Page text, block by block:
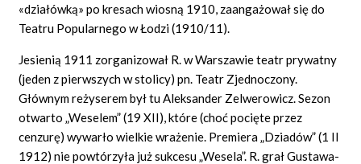
«działówką» po kresach wiosną 1910, zaangażował się do
Teatru Popularnego w Łodzi (1910/11).
Jesienią 1911 zorganizował R. w Warszawie teatr prywatny
(jeden z pierwszych w stolicy) pn. Teatr Zjednoczony.
Głównym reżyserem był tu Aleksander Zelwerowicz. Sezon
otwarto „Weselem” (19 XII), które (choć pocięte przez
cenzurę) wywarło wielkie wrażenie. Premiera „Dziadów” (1 II
1912) nie powtórzyła już sukcesu „Wesela”. R. grał Gustawa-